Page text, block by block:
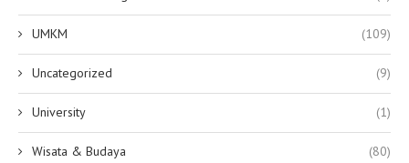
UMKM (109)
Uncategorized (9)
University (1)
Wisata & Budaya (80)